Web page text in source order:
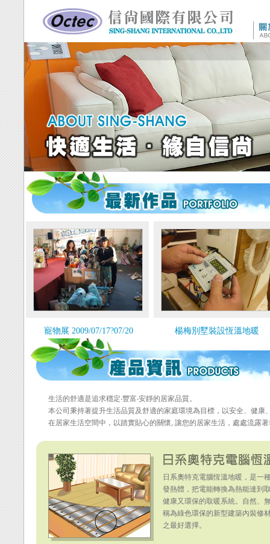
寵物展 2009/07/17?07/20 楊梅別墅裝設恆溫地暖
生活的舒適是追求穩定‧豐富‧安靜的居家品質。
本公司秉持著提升生活品質及舒適的家庭環境為目標，以安全、健康
在居家生活空間中，以踏實貼心的關懷, 讓您的居家生活，處處流露
日系奧特克電腦恆溫地暖，是一
發熱體，把電能轉換為熱能達到
健康又環保的取暖系統。自然、
稱為綠色環保的新型建築內裝修
之最好選擇。